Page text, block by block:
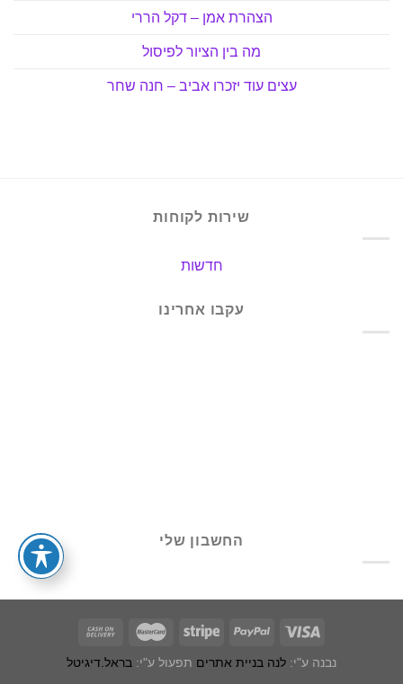
הצהרת אמן – דקל הררי
מה בין הציור לפיסול
עצים עוד יזכרו אביב – חנה שחר
שירות לקוחות
חדשות
עקבו אחרינו
החשבון שלי
נבנה ע"י: לנה בניית אתרים תפעול ע"י: בראל.דיגיטל